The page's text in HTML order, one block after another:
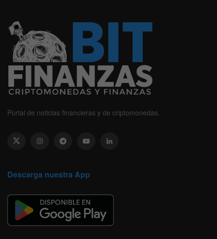
Portal de noticias financieras y de criptomonedas.
Descarga nuestra App